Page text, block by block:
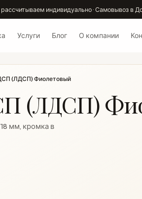
индивидуально · Самовывоз в
Услуги Блог О компании
(ЛДСП) Фиолетовый
(ЛДСП)
мм, кромка в